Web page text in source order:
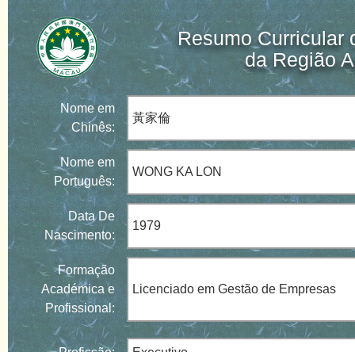
Resumo Curricular
da Região
Nome em
Chinês:
黃家倫
Nome em
Português:
WONG KA LON
Data De
Nascimento:
1979
Formação
Académica e
Profissional:
Licenciado em Gestão de Empresas